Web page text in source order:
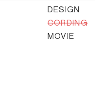
DESIGN
CORDING
MOVIE